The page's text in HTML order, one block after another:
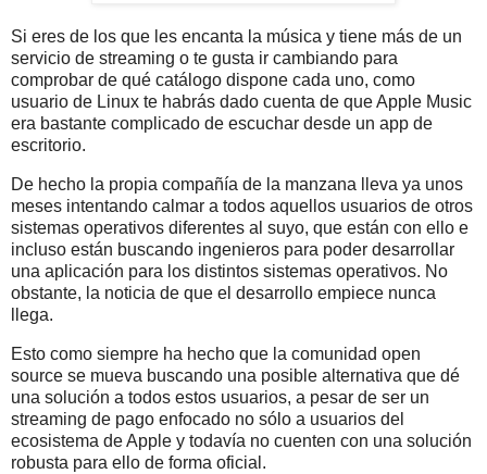
Si eres de los que les encanta la música y tiene más de un
servicio de streaming o te gusta ir cambiando para
comprobar de qué catálogo dispone cada uno, como
usuario de Linux te habrás dado cuenta de que Apple Music
era bastante complicado de escuchar desde un app de
escritorio.
De hecho la propia compañía de la manzana lleva ya unos
meses intentando calmar a todos aquellos usuarios de otros
sistemas operativos diferentes al suyo, que están con ello e
incluso están buscando ingenieros para poder desarrollar
una aplicación para los distintos sistemas operativos. No
obstante, la noticia de que el desarrollo empiece nunca
llega.
Esto como siempre ha hecho que la comunidad open
source se mueva buscando una posible alternativa que dé
una solución a todos estos usuarios, a pesar de ser un
streaming de pago enfocado no sólo a usuarios del
ecosistema de Apple y todavía no cuenten con una solución
robusta para ello de forma oficial.